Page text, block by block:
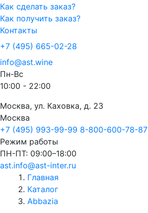
Как сделать заказ?
Как получить заказ?
Контакты
+7 (495) 665-02-28
info@ast.wine
Пн-Вс
10:00 - 22:00
Москва, ул. Каховка, д. 23
Москва
+7 (495) 993-99-99 8-800-600-78-87
Режим работы
ПН-ПТ: 09:00–18:00
ast.info@ast-inter.ru
Главная
Каталог
Abbazia